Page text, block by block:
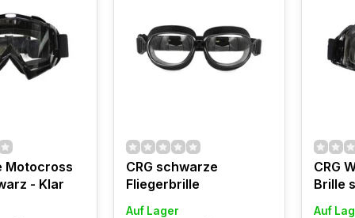
Motocross
- Klar
CRG schwarze
Fliegerbrille
Auf Lager
CRG
Brille
Auf